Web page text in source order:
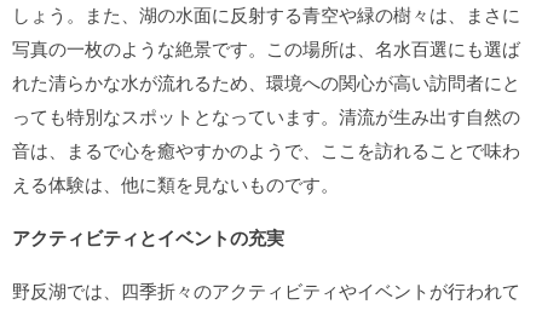
しょう。また、湖の水面に反射する青空や緑の樹々は、まさに
写真の一枚のような絶景です。この場所は、名水百選にも選ば
れた清らかな水が流れるため、環境への関心が高い訪問者にと
っても特別なスポットとなっています。清流が生み出す自然の
音は、まるで心を癒やすかのようで、ここを訪れることで味わ
える体験は、他に類を見ないものです。
アクティビティとイベントの充実
野反湖では、四季折々のアクティビティやイベントが行われて